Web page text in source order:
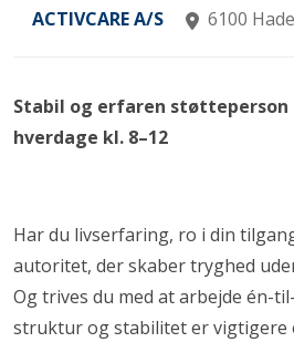
ACTIVCARE A/S 6100
Stabil og erfaren
hverdage kl. 8–12
Har du livserfaring, ro i din
autoritet, der skaber tryghed
Og trives du med at arbejde én-
struktur og stabilitet er vigtigere